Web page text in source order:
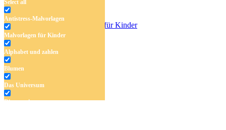
Select all
Antistress-Malvorlagen
Malvorlagen für Kinder
Alphabet und zahlen
Blumen
Das Universum
Dinosaurier
Roller
Roller